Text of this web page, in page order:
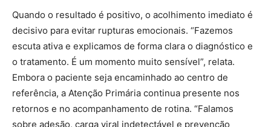
Quando o resultado é positivo, o acolhimento imediato é
decisivo para evitar rupturas emocionais. “Fazemos
escuta ativa e explicamos de forma clara o diagnóstico e
o tratamento. É um momento muito sensível”, relata.
Embora o paciente seja encaminhado ao centro de
referência, a Atenção Primária continua presente nos
retornos e no acompanhamento de rotina. “Falamos
sobre adesão, carga viral indetectável e prevenção